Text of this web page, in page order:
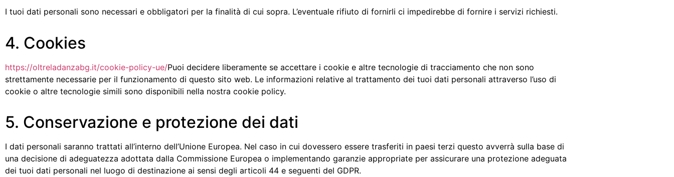
I tuoi dati personali sono necessari e obbligatori per la finalità di cui sopra. L’eventuale rifiuto di fornirli ci impedirebbe di fornire i servizi richiesti.
4. Cookies
https://oltreladanzabg.it/cookie-policy-ue/Puoi decidere liberamente se accettare i cookie e altre tecnologie di tracciamento che non sono
strettamente necessarie per il funzionamento di questo sito web. Le informazioni relative al trattamento dei tuoi dati personali attraverso l’uso di
cookie o altre tecnologie simili sono disponibili nella nostra cookie policy.
5. Conservazione e protezione dei dati
I dati personali saranno trattati all’interno dell’Unione Europea. Nel caso in cui dovessero essere trasferiti in paesi terzi questo avverrà sulla base di
una decisione di adeguatezza adottata dalla Commissione Europea o implementando garanzie appropriate per assicurare una protezione adeguata
dei tuoi dati personali nel luogo di destinazione ai sensi degli articoli 44 e seguenti del GDPR.